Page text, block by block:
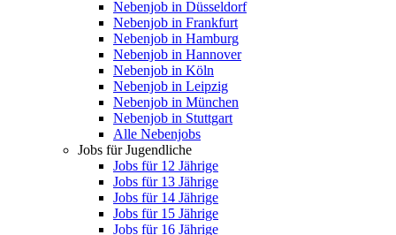
Nebenjob in Düsseldorf
Nebenjob in Frankfurt
Nebenjob in Hamburg
Nebenjob in Hannover
Nebenjob in Köln
Nebenjob in Leipzig
Nebenjob in München
Nebenjob in Stuttgart
Alle Nebenjobs
Jobs für Jugendliche
Jobs für 12 Jährige
Jobs für 13 Jährige
Jobs für 14 Jährige
Jobs für 15 Jährige
Jobs für 16 Jährige